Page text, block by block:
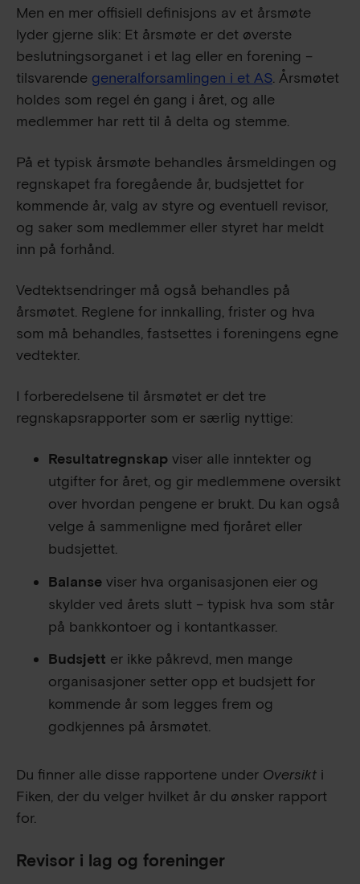
Men en mer offisiell definisjons av et årsmøte
lyder gjerne slik: Et årsmøte er det øverste
beslutningsorganet i et lag eller en forening –
tilsvarende generalforsamlingen i et AS. Årsmøtet
holdes som regel én gang i året, og alle
medlemmer har rett til å delta og stemme.
På et typisk årsmøte behandles årsmeldingen og
regnskapet fra foregående år, budsjettet for
kommende år, valg av styre og eventuell revisor,
og saker som medlemmer eller styret har meldt
inn på forhånd.
Vedtektsendringer må også behandles på
årsmøtet. Reglene for innkalling, frister og hva
som må behandles, fastsettes i foreningens egne
vedtekter.
I forberedelsene til årsmøtet er det tre
regnskapsrapporter som er særlig nyttige:
Resultatregnskap viser alle inntekter og
utgifter for året, og gir medlemmene oversikt
over hvordan pengene er brukt. Du kan også
velge å sammenligne med fjoråret eller
budsjettet.
Balanse viser hva organisasjonen eier og
skylder ved årets slutt – typisk hva som står
på bankkontoer og i kontantkasser.
Budsjett er ikke påkrevd, men mange
organisasjoner setter opp et budsjett for
kommende år som legges frem og
godkjennes på årsmøtet.
Du finner alle disse rapportene under Oversikt i
Fiken, der du velger hvilket år du ønsker rapport
for.
Revisor i lag og foreninger